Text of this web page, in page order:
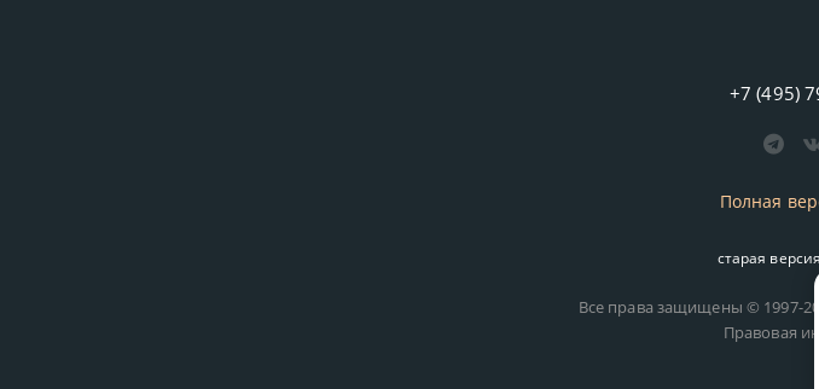
+7 (495)
Полная
старая
Все права защищены © 1997-
Правовая